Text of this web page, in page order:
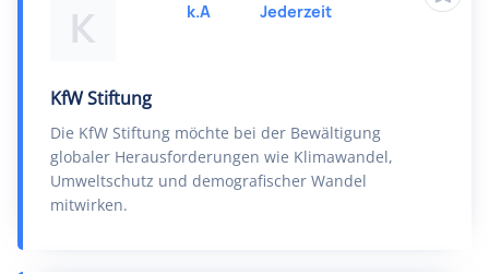
K
KfW Stiftung
Die KfW Stiftung möchte bei der Bewältigung
globaler Herausforderungen wie Klimawandel,
Umweltschutz und demografischer Wandel
mitwirken.
k.A Jederzeit